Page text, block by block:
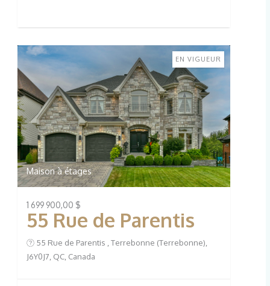
Maison à étages
EN VIGUEUR
1 699 900,00 $
55 Rue de Parentis
55 Rue de Parentis , Terrebonne (Terrebonne),
J6Y0J7, QC, Canada